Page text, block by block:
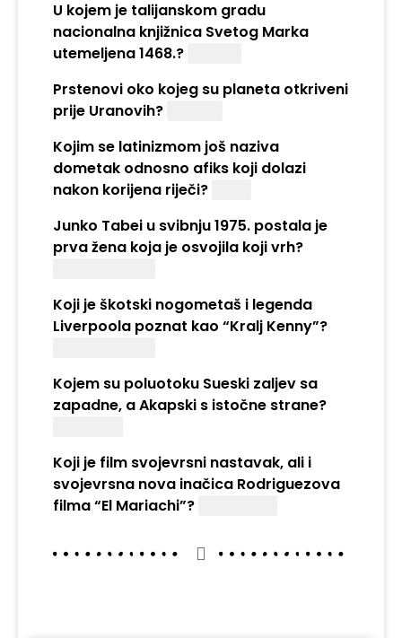
U kojem je talijanskom gradu
nacionalna knjižnica Svetog Marka
utemeljena 1468.?
Prstenovi oko kojeg su planeta otkriveni
prije Uranovih?
Kojim se latinizmom još naziva
dometak odnosno afiks koji dolazi
nakon korijena riječi?
Junko Tabei u svibnju 1975. postala je
prva žena koja je osvojila koji vrh?
Koji je škotski nogometaš i legenda
Liverpoola poznat kao “Kralj Kenny”?
Kojem su poluotoku Sueski zaljev sa
zapadne, a Akapski s istočne strane?
Koji je film svojevrsni nastavak, ali i
svojevrsna nova inačica Rodriguezova
filma “El Mariachi”?